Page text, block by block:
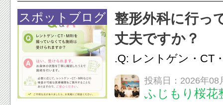
慣など様々です。痛
し、お一人おひとり
をご提案します。.#
スポットブログ
整形外科に行っ
丈夫ですか？
.Q: レントゲン・CT
いなくても施術は受
A: はい、受けられま
投稿日：2026年08
ふじもり桜花